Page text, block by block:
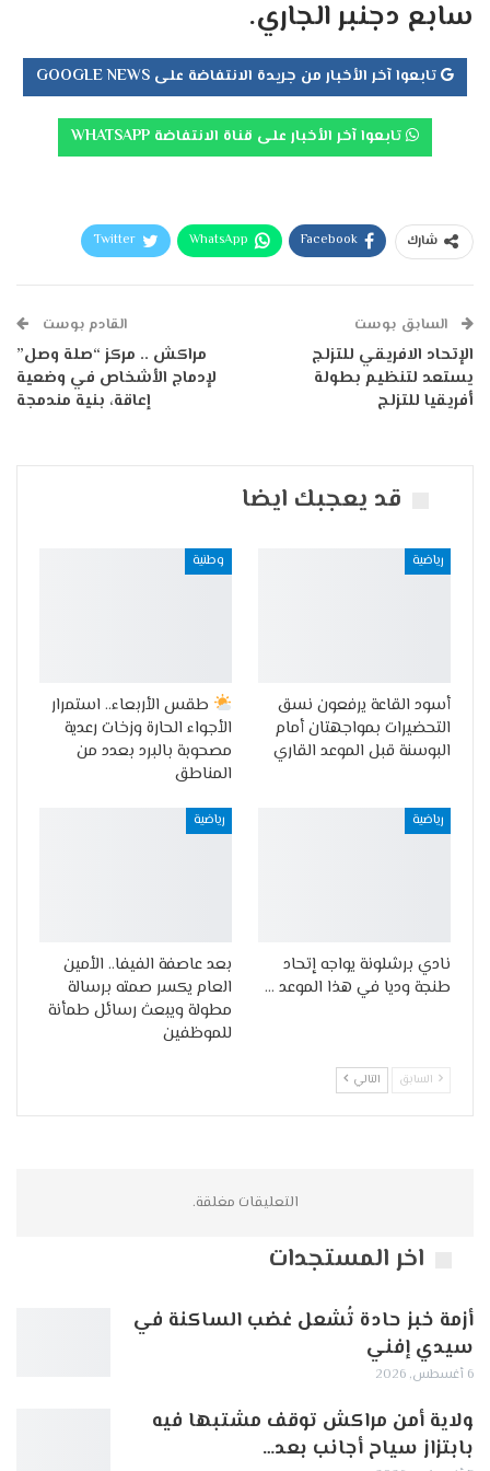
سابع دجنبر الجاري.
تابعوا آخر الأخبار من جريدة الانتفاضة على GOOGLE NEWS
تابعوا آخر الأخبار على قناة الانتفاضة WHATSAPP
شارك Facebook
WhatsApp
Twitter
السابق بوست
الإتحاد الافريقي للتزلج
يستعد لتنظيم بطولة
أفريقيا للتزلج
القادم بوست
مراكش .. مركز “صلة وصل”
لإدماج الأشخاص في وضعية
إعاقة، بنية مندمجة
قد يعجبك ايضا
رياضية
أسود القاعة يرفعون نسق
التحضيرات بمواجهتان أمام
البوسنة قبل الموعد القاري
وطنية
طقس الأربعاء.. استمرار
الأجواء الحارة وزخات رعدية
مصحوبة بالبرد بعدد من
المناطق
رياضية
نادي برشلونة يواجه إتحاد
طنجة وديا في هذا الموعد …
رياضية
بعد عاصفة الفيفا.. الأمين
العام يكسر صمته برسالة
مطولة ويبعث رسائل طمأنة
للموظفين
السابق التالي
التعليقات مغلقة.
اخر المستجدات
أزمة خبز حادة تُشعل غضب الساكنة في
سيدي إفني
6 أغسطس, 2026
ولاية أمن مراكش توقف مشتبها فيه
بابتزاز سياح أجانب بعد…